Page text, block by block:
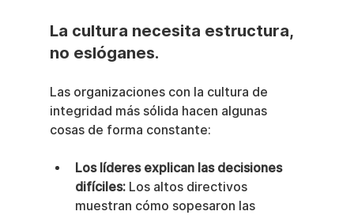
La cultura necesita estructura,
no eslóganes.
Las organizaciones con la cultura de
integridad más sólida hacen algunas
cosas de forma constante:
Los líderes explican las decisiones
difíciles: Los altos directivos
muestran cómo sopesaron las